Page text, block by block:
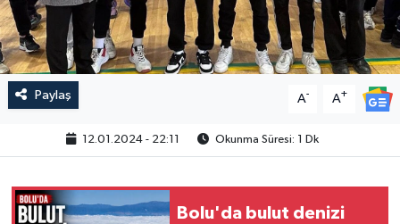
Paylaş A- A+
12.01.2024 - 22:11 Okunma Süresi: 1 Dk
Bolu'da bulut denizi